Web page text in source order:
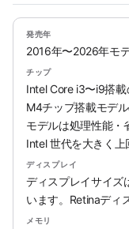
発売年
2016年〜2026年モ
チップ
Intel Core i3〜i9搭
M4チップ搭載モデ
モデルは処理性能・
Intel 世代を大きく上
ディスプレイ
ディスプレイサイズ
います。Retinaディ
メモリ